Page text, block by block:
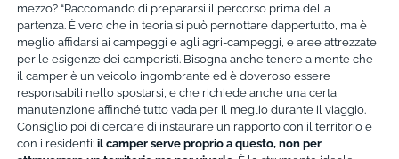
mezzo? “Raccomando di prepararsi il percorso prima della
partenza. È vero che in teoria si può pernottare dappertutto, ma è
meglio affidarsi ai campeggi e agli agri-campeggi, e aree attrezzate
per le esigenze dei camperisti. Bisogna anche tenere a mente che
il camper è un veicolo ingombrante ed è doveroso essere
responsabili nello spostarsi, e che richiede anche una certa
manutenzione affinché tutto vada per il meglio durante il viaggio.
Consiglio poi di cercare di instaurare un rapporto con il territorio e
con i residenti:il camper serve proprio a questo, non per